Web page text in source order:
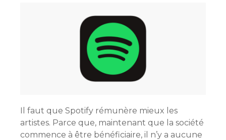
Il faut que Spotify rémunère mieux les
artistes. Parce que, maintenant que la société
commence à être bénéficiaire, il n’y a aucune